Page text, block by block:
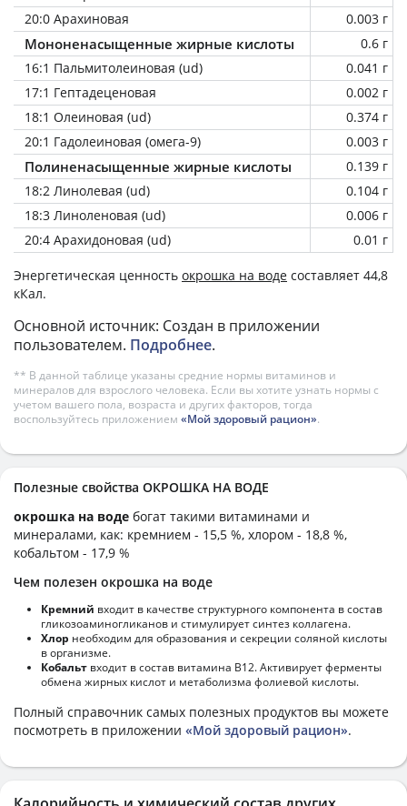
20:0 Арахиновая
0.003 г
Мононенасыщенные жирные кислоты
0.6 г
16:1 Пальмитолеиновая (ud)
0.041 г
17:1 Гептадеценовая
0.002 г
18:1 Олеиновая (ud)
0.374 г
20:1 Гадолеиновая (омега-9)
0.003 г
Полиненасыщенные жирные кислоты
0.139 г
18:2 Линолевая (ud)
0.104 г
18:3 Линоленовая (ud)
0.006 г
20:4 Арахидоновая (ud)
0.01 г
Энергетическая ценность окрошка на воде составляет 44,8
кКал.
Основной источник: Создан в приложении
пользователем. Подробнее.
** В данной таблице указаны средние нормы витаминов и
минералов для взрослого человека. Если вы хотите узнать нормы с
учетом вашего пола, возраста и других факторов, тогда
воспользуйтесь приложением «Мой здоровый рацион».
Полезные свойства ОКРОШКА НА ВОДЕ
окрошка на воде богат такими витаминами и
минералами, как: кремнием - 15,5 %, хлором - 18,8 %,
кобальтом - 17,9 %
Чем полезен окрошка на воде
Кремний входит в качестве структурного компонента в состав
гликозоаминогликанов и стимулирует синтез коллагена.
Хлор необходим для образования и секреции соляной кислоты
в организме.
Кобальт входит в состав витамина В12. Активирует ферменты
обмена жирных кислот и метаболизма фолиевой кислоты.
Полный справочник самых полезных продуктов вы можете
посмотреть в приложении «Мой здоровый рацион».